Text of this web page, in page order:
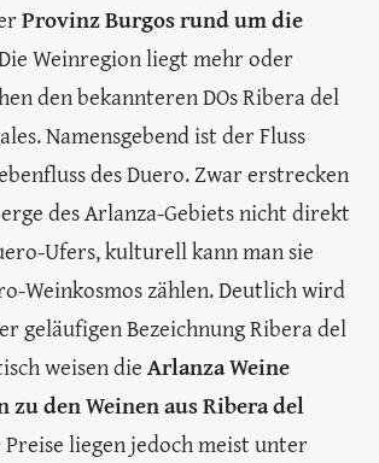
Provinz Burgos rund um die
Weinregion liegt mehr oder
den bekannteren DOs Ribera del
Namensgebend ist der Fluss
des Duero. Zwar erstrecken
des Arlanza-Gebiets nicht direkt
Ufers, kulturell kann man sie
Weinkosmos zählen. Deutlich wird
geläufigen Bezeichnung Ribera del
weisen dieArlanza Weine
den Weinen aus Ribera del
Preise liegen jedoch meist unter